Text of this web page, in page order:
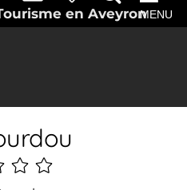
en AveyronMENU